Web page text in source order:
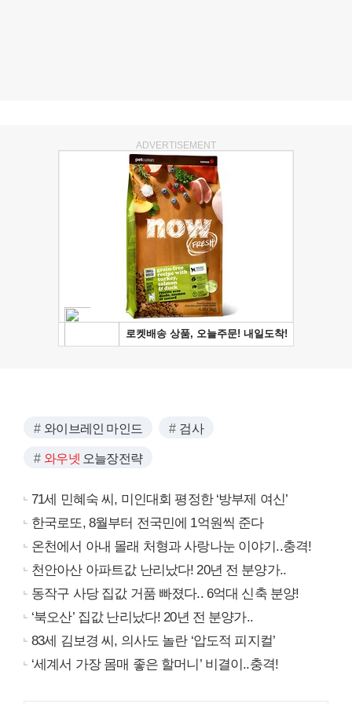
ADVERTISEMENT
와이브레인 마인드 검사
와우넷 오늘장전략
71세 민혜숙 씨, 미인대회 평정한 ‘방부제 여신’
한국로또, 8월부터 전국민에 1억원씩 준다
온천에서 아내 몰래 처형과 사랑나눈 이야기..충격!
천안아산 아파트값 난리났다! 20년 전 분양가..
동작구 사당 집값 거품 빠졌다.. 6억대 신축 분양!
‘북오산’ 집값 난리났다! 20년 전 분양가..
83세 김보경 씨, 의사도 놀란 ‘압도적 피지컬’
‘세계서 가장 몸매 좋은 할머니’ 비결이..충격!